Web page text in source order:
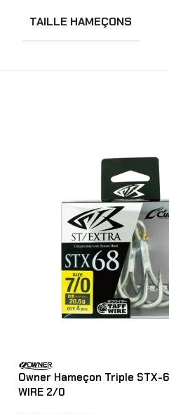
TAILLE HAMEÇONS
Owner Hameçon Triple STX-
WIRE 2/0